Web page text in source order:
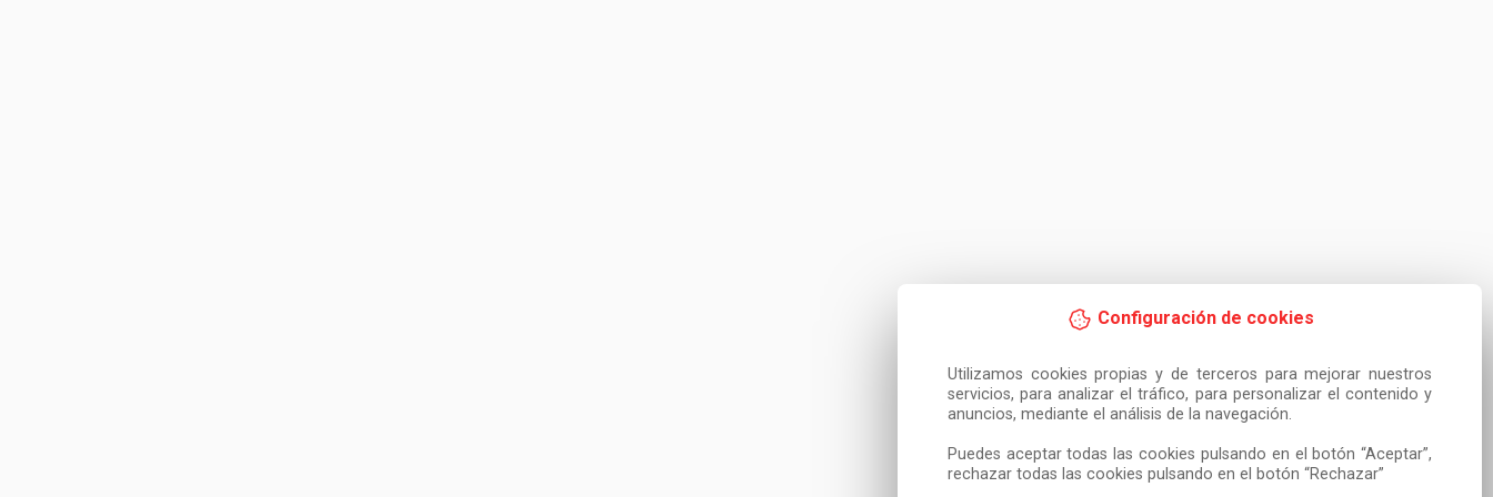
Configuración de cookies
Utilizamos cookies propias y de terceros para mejorar nuestros
servicios, para analizar el tráfico, para personalizar el contenido y
anuncios, mediante el análisis de la navegación.
Puedes aceptar todas las cookies pulsando en el botón “Aceptar”,
rechazar todas las cookies pulsando en el botón “Rechazar”